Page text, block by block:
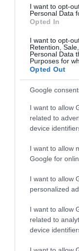
I want to opt-
Personal Data
Opted In
I want to opt-
Retention,
Personal Data
Purposes for
Opted Out
Google
I want to allow
related to
device
I want to allow
Google for
I want to allow
personalized
I want to allow
related to
device
Figyelem! A cikkhez
tükrözik. A szerkesztőség
tartásával kommenteljenek!
Vitézy Dávid:
egy
Saját életét is
megállítsa a
Második